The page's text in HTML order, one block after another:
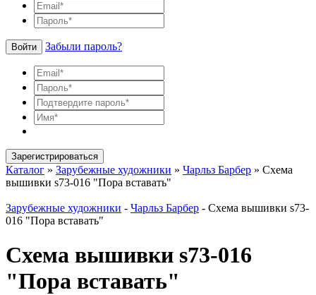
Войти Забыли пароль?
Зарегистрироваться
Каталог » Зарубежные художники » Чарльз Барбер » Схема
вышивки s73-016 "Пора вставать"
Зарубежные художники - Чарльз Барбер - Схема вышивки s73-
016 "Пора вставать"
Схема вышивки s73-016
"Пора вставать"